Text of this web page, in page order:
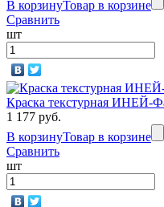
В корзинуТовар в корзине
Сравнить
шт
Краска текстурная ИНЕЙ-
1 177 руб.
В корзинуТовар в корзине
Сравнить
шт